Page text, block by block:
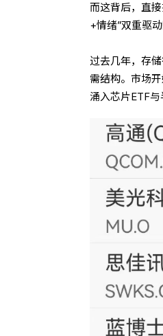
而这背后，直
+情绪”双重驱动
过去几年，存
需结构。市场
涌入芯片ETF与